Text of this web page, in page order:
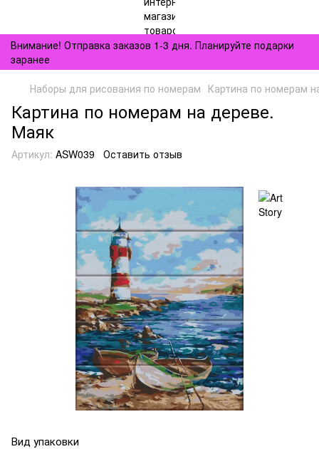
Внимание! Отправка заказов 1-3 дня. Планируйте подарки
заранее
Наборы для рисования по номерам Картина по номерам
Картина по номерам на дереве.
Маяк
Артикул: ASW039 Оставить отзыв
Вид упаковки